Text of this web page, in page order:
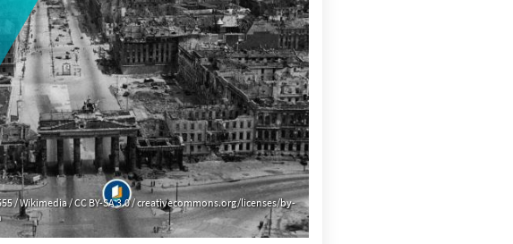
/ Wikimedia / CC BY-SA 3.0 / creativecommons.org/licenses/by-